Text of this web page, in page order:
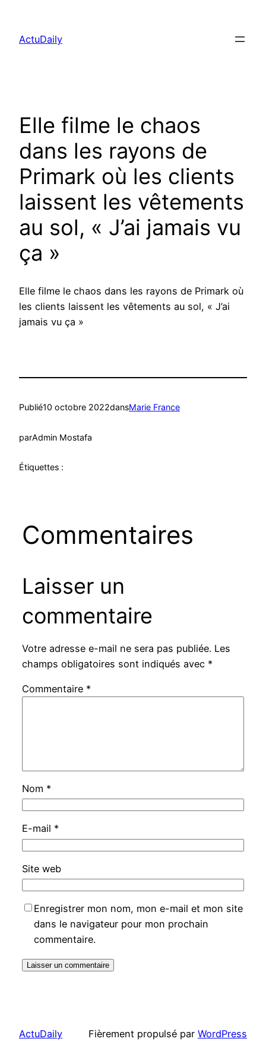
contenu
ActuDaily
Elle filme le chaos
dans les rayons de
Primark où les clients
laissent les vêtements
au sol, « J’ai jamais vu
ça »
Elle filme le chaos dans les rayons de Primark où
les clients laissent les vêtements au sol, « J’ai
jamais vu ça »
Publié10 octobre 2022dansMarie France
parAdmin Mostafa
Étiquettes :
Commentaires
Laisser un
commentaire
Votre adresse e-mail ne sera pas publiée. Les
champs obligatoires sont indiqués avec *
Commentaire *
Nom *
E-mail *
Site web
Enregistrer mon nom, mon e-mail et mon site
dans le navigateur pour mon prochain
commentaire.
ActuDaily Fièrement propulsé par WordPress